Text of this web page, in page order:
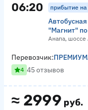
06:20 прибытие
"Магнит"
Анапа, шоссе
≈ 2999 руб.
Перевозчик:
4 45 отзывов